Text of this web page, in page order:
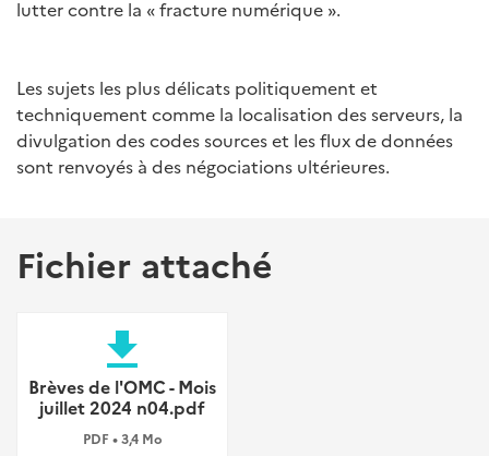
lutter contre la « fracture numérique ».
Les sujets les plus délicats politiquement et
techniquement comme la localisation des serveurs, la
divulgation des codes sources et les flux de données
sont renvoyés à des négociations ultérieures.
Fichier attaché
file_download
Brèves de l'OMC - Mois
juillet 2024 n04.pdf
PDF • 3,4 Mo